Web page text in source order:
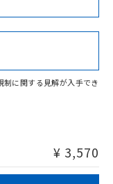
Cr(VI)
ります。
制に関する見解が入手でき
¥ 3,570